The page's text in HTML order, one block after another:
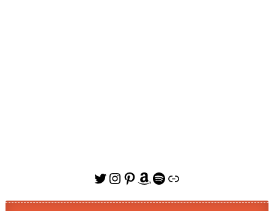
Twitter
Instagram
Pinterest
Amazon
Spotify
リンク